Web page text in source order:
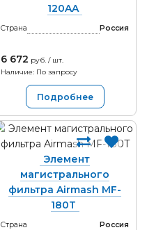
120AA
Страна Россия
6 672 руб. / шт.
Наличие: По запросу
Подробнее
Элемент
магистрального
фильтра Airmash MF-
180T
Страна Россия